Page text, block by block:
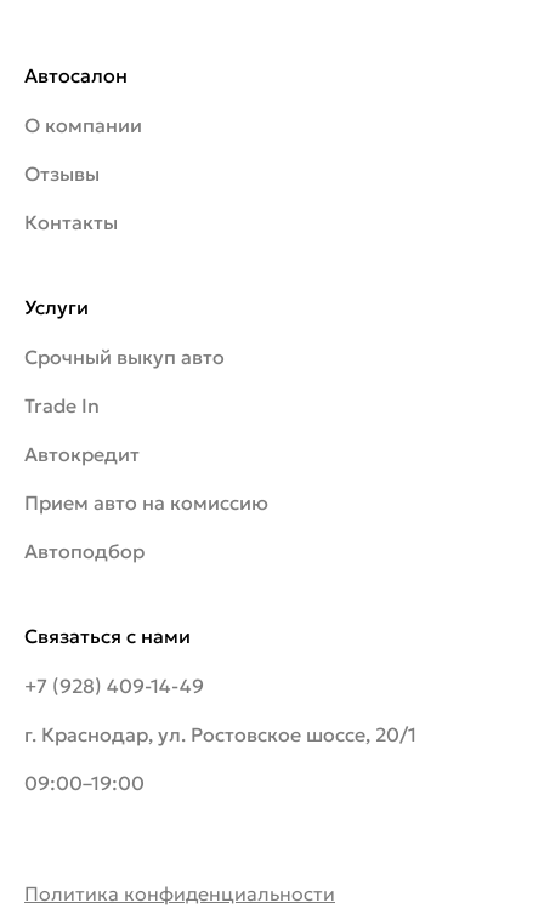
Автосалон
О компании
Отзывы
Контакты
Связаться с нами
+7 (928) 409-14-49
г. Краснодар, ул. Ростовское шоссе, 20/1
09:00–19:00
Услуги
Срочный выкуп авто
Trade In
Автокредит
Прием авто на комиссию
Автоподбор
Политика конфиденциальности